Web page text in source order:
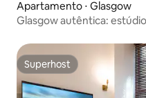
Apartamento ⋅ Glasgow
Glasgow autêntica:
Superhost
Superhost